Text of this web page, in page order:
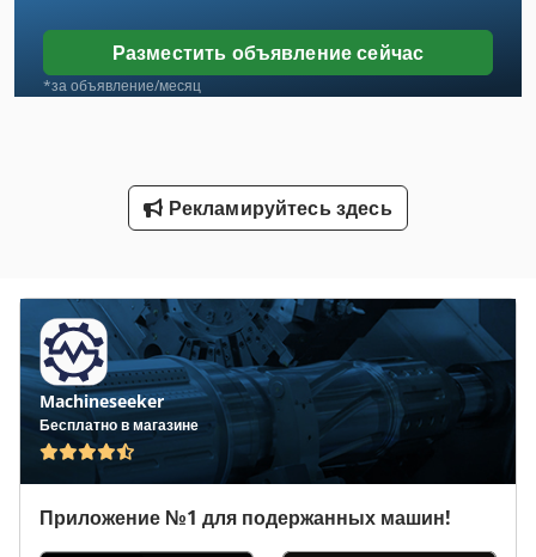
Завод По Переработке Шин
Инструкции По Эксплуатации
Конструкция Автомобилей
Линейное Руководство Автомобилей
Подъемно Транспортное Оборудование
Рабочая Транспортного Средства
С Подогревом
Транспортное Средство
Транспортной Группы
Разместить объявление сейчас
*за объявление/месяц
Рекламируйтесь здесь
Machineseeker
Бесплатно в магазине
Приложение №1 для подержанных машин!